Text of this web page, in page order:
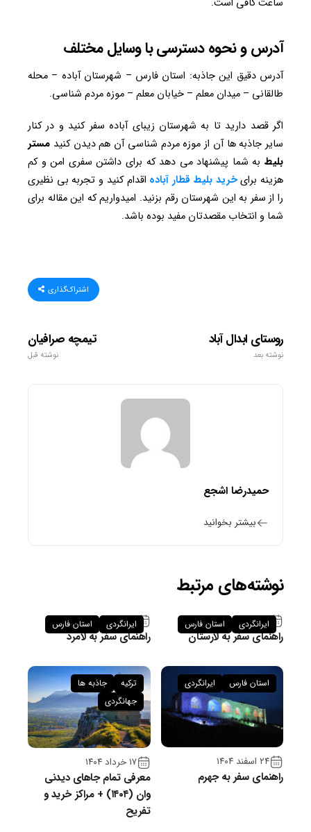
آدرس و نحوه دسترسی با وسایل مختلف
آدرس دقیق این جاذبه: استان فارس – شهرستان آباده – محله
طالقانی – میدان معلم – خیابان معلم – موزه مردم شناسی.
اگر قصد دارید تا به شهرستان زیبای آباده سفر کنید و در کنار
سایر جاذبه ها آن از موزه مردم شناسی آن هم دیدن کنید مستر
بلیط به شما پیشنهاد می دهد که برای داشتن سفری امن و کم
هزینه برایخرید بلیط قطار آباده اقدام کنید و تجربه بی نظیری
را از سفر به این شهرستان رقم بزنید. امیدواریم که این مقاله برای
شما و انتخاب مقصدتان مفید بوده باشد.
اشتراک‌گذاری
تیمچه صرافیان
نوشته قبل
روستای ابدال آباد
نوشته بعد
حمیدرضا اشجع
بیشتر بخوانید
نوشته‌های مرتبط
۲۶ فروردین ۱۴۰۵
راهنمای سفر به لارستان
ایرانگردی استان فارس ۲۶ فروردین ۱۴۰۵
راهنمای سفر به لامرد
ایرانگردی استان فارس
۲۴ اسفند ۱۴۰۴
راهنمای سفر به جهرم
استان فارس ایرانگردی
۱۷ خرداد ۱۴۰۴
معرفی تمام جاهای دیدنی
وان (۱۴۰۴) + مراکز خرید و
تفریح
ترکیه
جاذبه ها
جهانگردی